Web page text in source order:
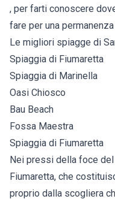
, per farti conoscere
fare per una
Le migliori spiagge di
Spiaggia di Fiumaretta
Spiaggia di Marinella
Oasi Chiosco
Bau Beach
Fossa Maestra
Spiaggia di Fiumaretta
Nei pressi della foce
Fiumaretta, che
proprio dalla scogliera